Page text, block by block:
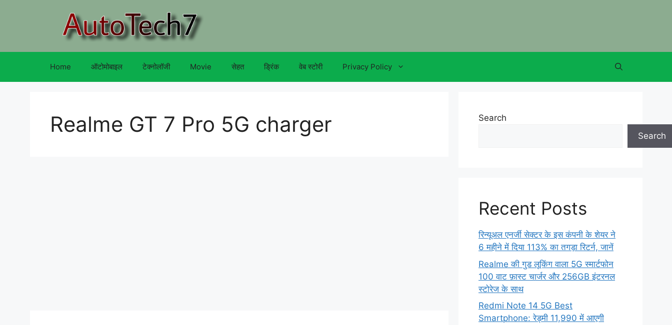
Home ऑटोमोबाइल टेक्नोलॉजी Movie सेहत ड्रिंक वेब स्टोरी Privacy Policy
Realme GT 7 Pro 5G charger
Search
Search
Recent Posts
रिन्यूअल एनर्जी सेक्टर के इस कंपनी के शेयर ने
6 महीने में दिया 113% का तगड़ा रिटर्न, जानें
Realme की गुड लूकिंग वाला 5G स्मार्टफोन
100 वाट फ़ास्ट चार्जर और 256GB इंटरनल
स्टोरेज के साथ
Redmi Note 14 5G Best
Smartphone: रेड्मी 11,990 में आएगी